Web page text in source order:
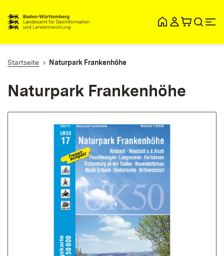
Startseite Naturpark Frankenhöhe
Naturpark Frankenhöhe